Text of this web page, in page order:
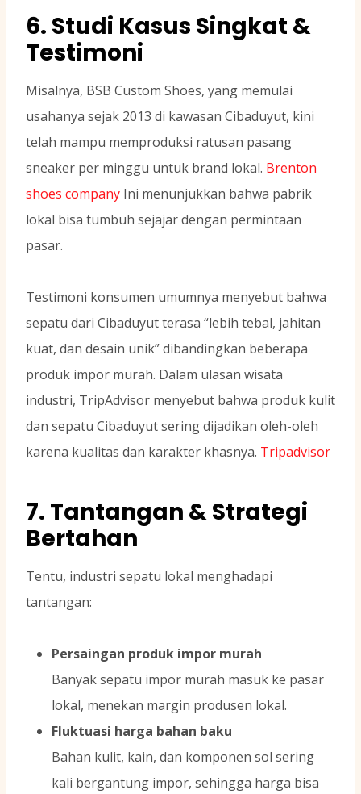
6. Studi Kasus Singkat &
Testimoni
Misalnya, BSB Custom Shoes, yang memulai
usahanya sejak 2013 di kawasan Cibaduyut, kini
telah mampu memproduksi ratusan pasang
sneaker per minggu untuk brand lokal. Brenton
shoes company Ini menunjukkan bahwa pabrik
lokal bisa tumbuh sejajar dengan permintaan
pasar.
Testimoni konsumen umumnya menyebut bahwa
sepatu dari Cibaduyut terasa “lebih tebal, jahitan
kuat, dan desain unik” dibandingkan beberapa
produk impor murah. Dalam ulasan wisata
industri, TripAdvisor menyebut bahwa produk kulit
dan sepatu Cibaduyut sering dijadikan oleh-oleh
karena kualitas dan karakter khasnya. Tripadvisor
7. Tantangan & Strategi
Bertahan
Tentu, industri sepatu lokal menghadapi
tantangan:
Persaingan produk impor murah
Banyak sepatu impor murah masuk ke pasar
lokal, menekan margin produsen lokal.
Fluktuasi harga bahan baku
Bahan kulit, kain, dan komponen sol sering
kali bergantung impor, sehingga harga bisa